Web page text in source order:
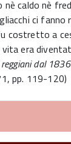
caldo nè
ci fanno
costretto a
vita era
dal
pp. 119-120)